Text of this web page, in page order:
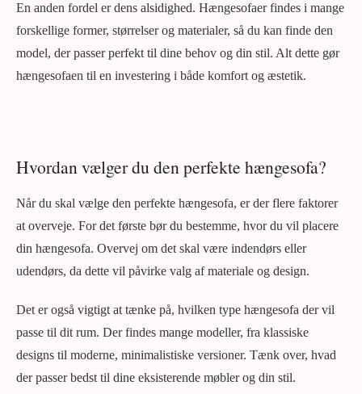
En anden fordel er dens alsidighed. Hængesofaer findes i mange
forskellige former, størrelser og materialer, så du kan finde den
model, der passer perfekt til dine behov og din stil. Alt dette gør
hængesofaen til en investering i både komfort og æstetik.
Hvordan vælger du den perfekte hængesofa?
Når du skal vælge den perfekte hængesofa, er der flere faktorer
at overveje. For det første bør du bestemme, hvor du vil placere
din hængesofa. Overvej om det skal være indendørs eller
udendørs, da dette vil påvirke valg af materiale og design.
Det er også vigtigt at tænke på, hvilken type hængesofa der vil
passe til dit rum. Der findes mange modeller, fra klassiske
designs til moderne, minimalistiske versioner. Tænk over, hvad
der passer bedst til dine eksisterende møbler og din stil.